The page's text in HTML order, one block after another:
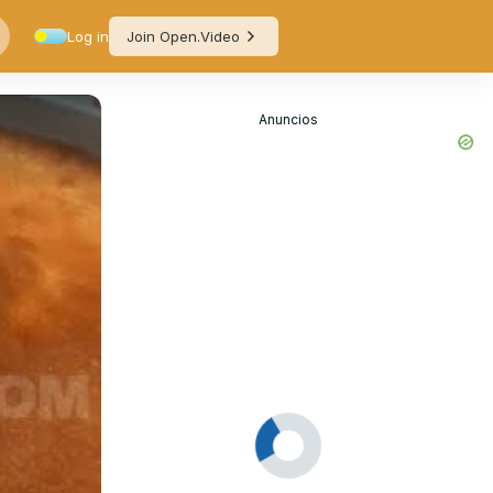
Log in Join Open.Video
Anuncios